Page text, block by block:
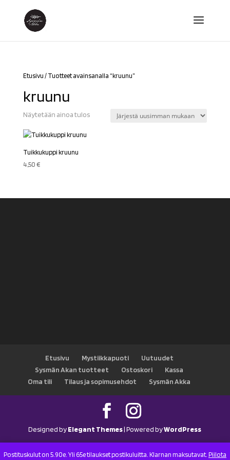
Postituskulut on 5.90e. Yli 65e tilaukset postikuluitta. Klarnan maksutavat. Piilota
Etusivu / Tuotteet avainsanalla “kruunu”
kruunu
Näytetään ainoa tulos
Tuikkukuppi kruunu
4,50€
Etusivu Mystiikkapuoti
Uutuudet
Sysmän Akan tuotteet
Ostoskori
Kassa
Oma tili
Tilaus ja sopimusehdot Sysmän Akka
Designed byElegant Themes| Powered byWordPress